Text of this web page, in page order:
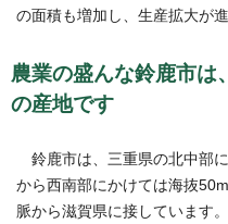
の面積も増加し、生産拡大が
農業の盛んな鈴鹿市は
の産地です
鈴鹿市は、三重県の北中部
から西南部にかけては海抜
脈から滋賀県に接しています。